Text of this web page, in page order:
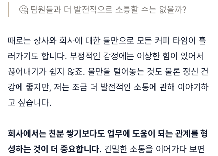
🤔 팀원들과 더 발전적으로 소통할 수는 없을까?
때로는 상사와 회사에 대한 불만으로 모든 커피 타임이 흘
러가기도 합니다. 부정적인 감정에는 이상한 힘이 있어서
끊어내기가 쉽지 않죠. 불만을 털어놓는 것도 물론 정신 건
강에 좋지만, 저는 조금 더 발전적인 소통에 관해 이야기하
고 싶습니다.
회사에서는 친분 쌓기보다도 업무에 도움이 되는 관계를 형
성하는 것이 더 중요합니다. 긴밀한 소통을 이어가다 보면